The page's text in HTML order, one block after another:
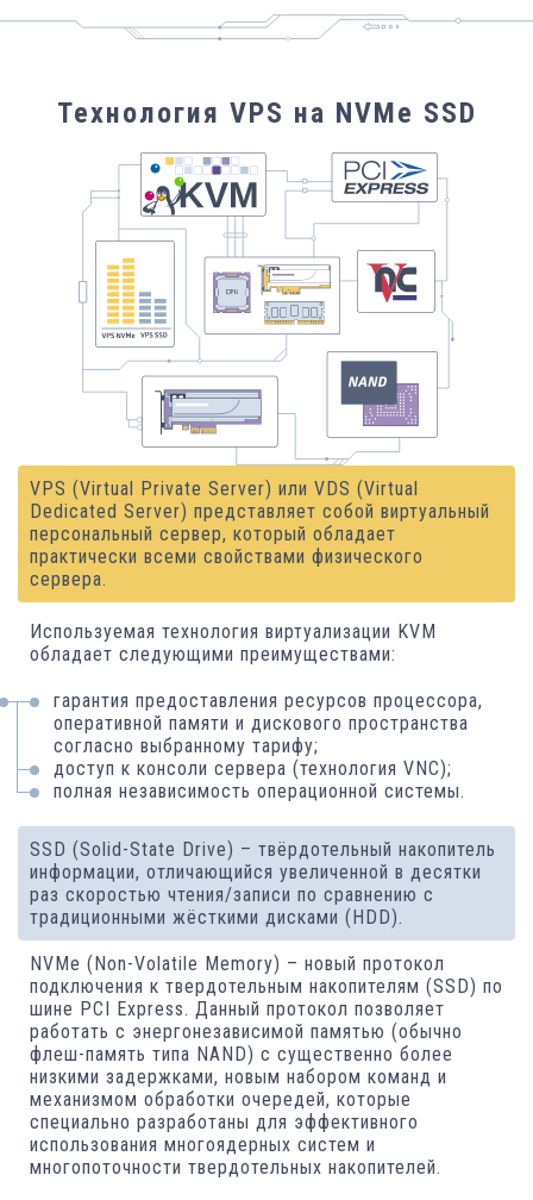
Технология VPS на NVMe SSD
VPS (Virtual Private Server) или VDS (Virtual
Dedicated Server) представляет собой виртуальный
персональный сервер, который обладает
практически всеми свойствами физического
сервера.
Используемая технология виртуализации KVM
обладает следующими преимуществами:
гарантия предоставления ресурсов процессора,
оперативной памяти и дискового пространства
согласно выбранному тарифу;
доступ к консоли сервера (технология VNC);
полная независимость операционной системы.
SSD (Solid-State Drive) – твёрдотельный накопитель
информации, отличающийся увеличенной в десятки
раз скоростью чтения/записи по сравнению с
традиционными жёсткими дисками (HDD).
NVMe (Non-Volatile Memory) – новый протокол
подключения к твердотельным накопителям (SSD) по
шине PCI Express. Данный протокол позволяет
работать с энергонезависимой памятью (обычно
флеш-память типа NAND) с существенно более
низкими задержками, новым набором команд и
механизмом обработки очередей, которые
специально разработаны для эффективного
использования многоядерных систем и
многопоточности твердотельных накопителей.